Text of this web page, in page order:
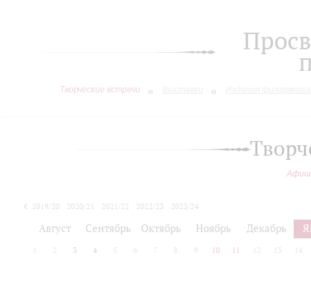
Творческие встречи
2019/20 2020/21 2021/22 2022/23
2023/24
Август Сентябрь Октябрь Ноябрь Декабрь
2 3 4 5 6 7 8 9 10 11 12 13 14